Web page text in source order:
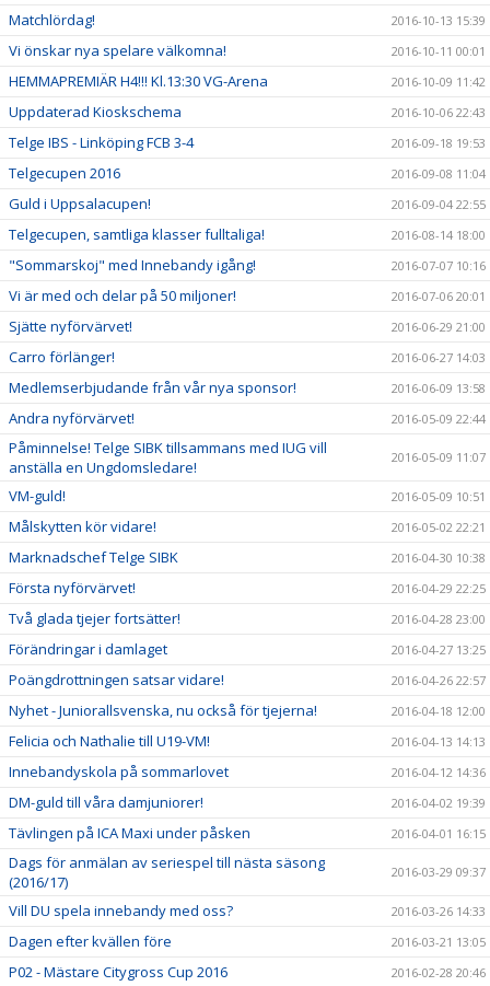
Matchlördag! 2016-10-13 15:39
Vi önskar nya spelare välkomna! 2016-10-11 00:01
HEMMAPREMIÄR H4!!! Kl.13:30 VG-Arena 2016-10-09 11:42
Uppdaterad Kioskschema 2016-10-06 22:43
Telge IBS - Linköping FCB 3-4 2016-09-18 19:53
Telgecupen 2016 2016-09-08 11:04
Guld i Uppsalacupen! 2016-09-04 22:55
Telgecupen, samtliga klasser fulltaliga! 2016-08-14 18:00
"Sommarskoj" med Innebandy igång! 2016-07-07 10:16
Vi är med och delar på 50 miljoner! 2016-07-06 20:01
Sjätte nyförvärvet! 2016-06-29 21:00
Carro förlänger! 2016-06-27 14:03
Medlemserbjudande från vår nya sponsor! 2016-06-09 13:58
Andra nyförvärvet! 2016-05-09 22:44
Påminnelse! Telge SIBK tillsammans med IUG vill
anställa en Ungdomsledare!
2016-05-09 11:07
VM-guld! 2016-05-09 10:51
Målskytten kör vidare! 2016-05-02 22:21
Marknadschef Telge SIBK 2016-04-30 10:38
Första nyförvärvet! 2016-04-29 22:25
Två glada tjejer fortsätter! 2016-04-28 23:00
Förändringar i damlaget 2016-04-27 13:25
Poängdrottningen satsar vidare! 2016-04-26 22:57
Nyhet - Juniorallsvenska, nu också för tjejerna! 2016-04-18 12:00
Felicia och Nathalie till U19-VM! 2016-04-13 14:13
Innebandyskola på sommarlovet 2016-04-12 14:36
DM-guld till våra damjuniorer! 2016-04-02 19:39
Tävlingen på ICA Maxi under påsken 2016-04-01 16:15
Dags för anmälan av seriespel till nästa säsong
(2016/17)
2016-03-29 09:37
Vill DU spela innebandy med oss? 2016-03-26 14:33
Dagen efter kvällen före 2016-03-21 13:05
P02 - Mästare Citygross Cup 2016 2016-02-28 20:46